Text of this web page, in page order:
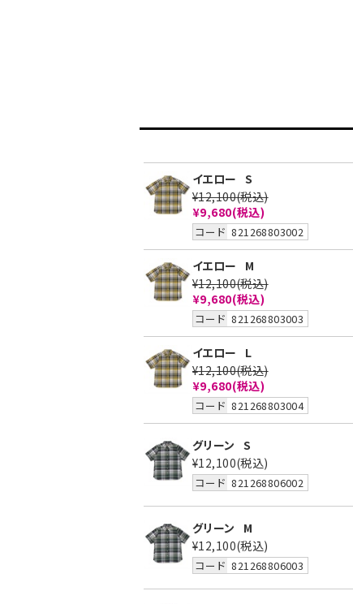
イエロー S
¥12,100(税込)
¥9,680(税込)
コード 821268803002
イエロー
M
¥12,100(税込)
¥9,680(税込)
コード 821268803003
イエロー
L
¥12,100(税込)
¥9,680(税込)
コード 821268803004
グリーン S
¥12,100(税込)
コード 821268806002
グリーン
M
¥12,100(税込)
コード 821268806003